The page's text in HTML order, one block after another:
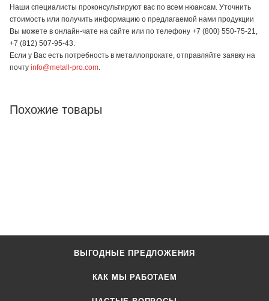
Наши специалисты проконсультируют вас по всем нюансам. Уточнить
стоимость или получить информацию о предлагаемой нами продукции
Вы можете в онлайн-чате на сайте или по телефону +7 (800) 550-75-21,
+7 (812) 507-95-43.
Если у Вас есть потребность в металлопрокате, отправляйте заявку на
почту info@metall-pro.com
Похожие товары
ВЫГОДНЫЕ ПРЕДЛОЖЕНИЯ
КАК МЫ РАБОТАЕМ